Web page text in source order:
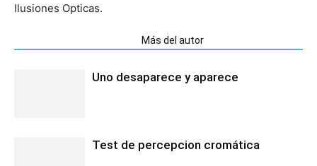
Ilusiones Opticas.
Más del autor
Uno desaparece y aparece
Test de percepcion cromática